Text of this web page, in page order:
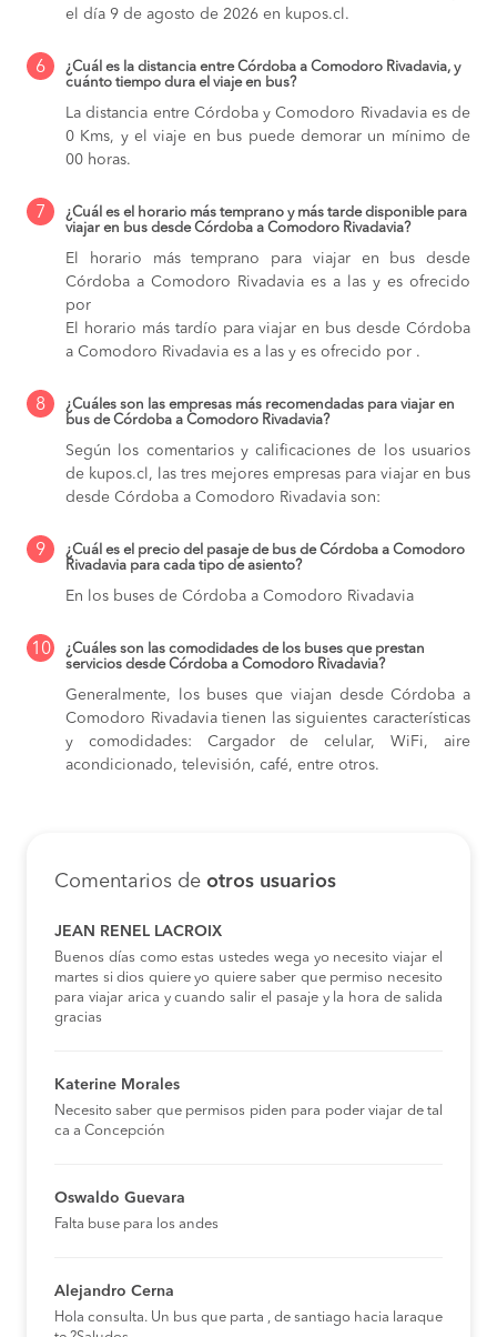
el día 9 de agosto de 2026 en kupos.cl.
6
¿Cuál es la distancia entre Córdoba a Comodoro Rivadavia, y
cuánto tiempo dura el viaje en bus?
La distancia entre Córdoba y Comodoro Rivadavia es de
0 Kms, y el viaje en bus puede demorar un mínimo de
00 horas.
7
¿Cuál es el horario más temprano y más tarde disponible para
viajar en bus desde Córdoba a Comodoro Rivadavia?
El horario más temprano para viajar en bus desde
Córdoba a Comodoro Rivadavia es a las y es ofrecido
por
El horario más tardío para viajar en bus desde Córdoba
a Comodoro Rivadavia es a las y es ofrecido por .
8
¿Cuáles son las empresas más recomendadas para viajar en
bus de Córdoba a Comodoro Rivadavia?
Según los comentarios y calificaciones de los usuarios
de kupos.cl, las tres mejores empresas para viajar en bus
desde Córdoba a Comodoro Rivadavia son:
9
¿Cuál es el precio del pasaje de bus de Córdoba a Comodoro
Rivadavia para cada tipo de asiento?
En los buses de Córdoba a Comodoro Rivadavia
10
¿Cuáles son las comodidades de los buses que prestan
servicios desde Córdoba a Comodoro Rivadavia?
Generalmente, los buses que viajan desde Córdoba a
Comodoro Rivadavia tienen las siguientes características
y comodidades: Cargador de celular, WiFi, aire
acondicionado, televisión, café, entre otros.
Comentarios de otros usuarios
JEAN RENEL LACROIX
Buenos días como estas ustedes wega yo necesito viajar el
martes si dios quiere yo quiere saber que permiso necesito
para viajar arica y cuando salir el pasaje y la hora de salida
gracias
Katerine Morales
Necesito saber que permisos piden para poder viajar de tal
ca a Concepción
Oswaldo Guevara
Falta buse para los andes
Alejandro Cerna
Hola consulta. Un bus que parta , de santiago hacia laraque